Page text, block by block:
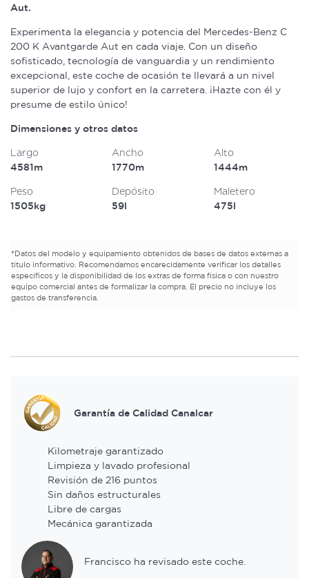
Aut.
Experimenta la elegancia y potencia del Mercedes-Benz C
200 K Avantgarde Aut en cada viaje. Con un diseño
sofisticado, tecnología de vanguardia y un rendimiento
excepcional, este coche de ocasión te llevará a un nivel
superior de lujo y confort en la carretera. ¡Hazte con él y
presume de estilo único!
Dimensiones y otros datos
Largo
4581m
Ancho
1770m
Alto
1444m
Peso
1505kg
Depósito
59l
Maletero
475l
*Datos del modelo y equipamiento obtenidos de bases de datos externas a
título informativo. Recomendamos encarecidamente verificar los detalles
específicos y la disponibilidad de los extras de forma física o con nuestro
equipo comercial antes de formalizar la compra. El precio no incluye los
gastos de transferencia.
Garantía de Calidad Canalcar
Kilometraje garantizado
Limpieza y lavado profesional
Revisión de 216 puntos
Sin daños estructurales
Libre de cargas
Mecánica garantizada
Francisco ha revisado este coche.